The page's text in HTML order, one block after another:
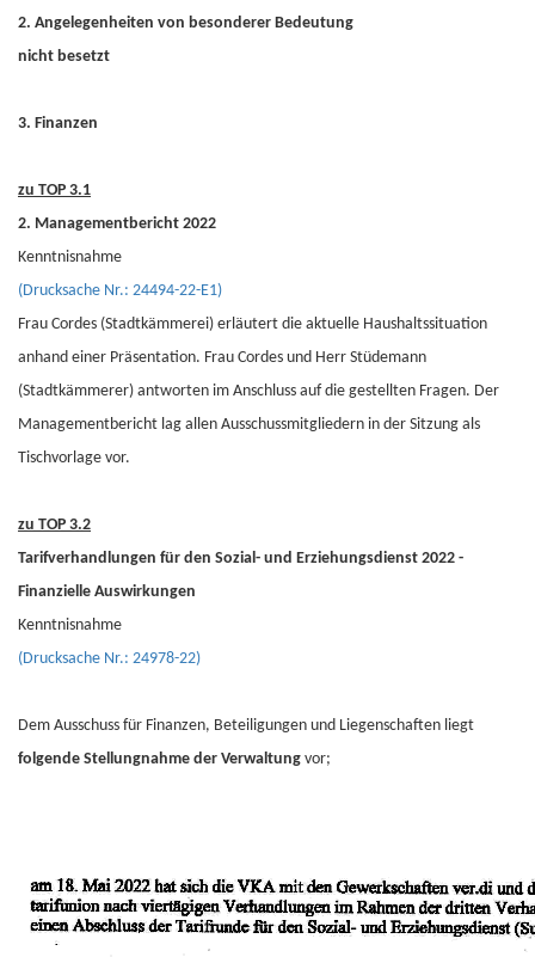
2. Angelegenheiten von besonderer Bedeutung
nicht besetzt
3. Finanzen
zu TOP 3.1
2. Managementbericht 2022
Kenntnisnahme
(Drucksache Nr.: 24494-22-E1)
Frau Cordes (Stadtkämmerei) erläutert die aktuelle Haushaltssituation
anhand einer Präsentation. Frau Cordes und Herr Stüdemann
(Stadtkämmerer) antworten im Anschluss auf die gestellten Fragen. Der
Managementbericht lag allen Ausschussmitgliedern in der Sitzung als
Tischvorlage vor.
zu TOP 3.2
Tarifverhandlungen für den Sozial- und Erziehungsdienst 2022 -
Finanzielle Auswirkungen
Kenntnisnahme
(Drucksache Nr.: 24978-22)
Dem Ausschuss für Finanzen, Beteiligungen und Liegenschaften liegt
folgende Stellungnahme der Verwaltung vor;